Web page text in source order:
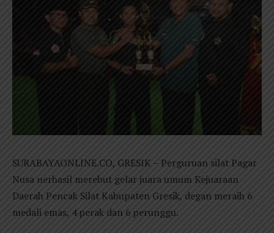
SURABAYAONLINE.CO, GRESIK – Perguruan silat Pagar
Nusa nerhasil merebut gelar juara umum Kejuaraan
Daerah Pencak Silat Kabupaten Gresik, degan meraih 6
medali emas, 4 perak dan 6 perunggu.